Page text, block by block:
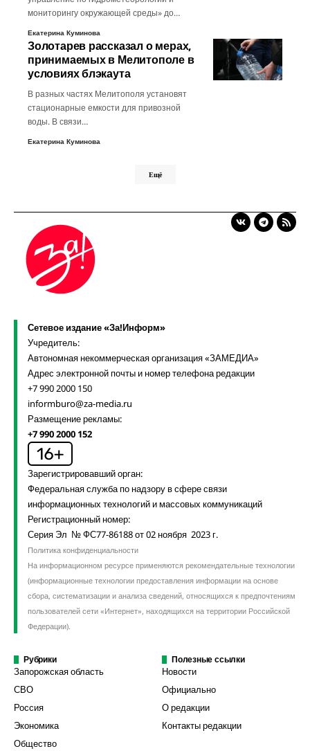
мониторингу окружающей среды» до…
Екатерина Куминова
Золотарев рассказал о мерах,
принимаемых в Мелитополе в
условиях блэкаута
В разных частях Мелитополя установят
стационарные емкости для привозной
воды. В связи…
Екатерина Куминова
Ещё
Сетевое издание «За!Информ»
Учредитель:
Автономная некоммерческая организация «ЗАМЕДИА»
Адрес электронной почты и номер телефона редакции
+7 990 2000 150
informburo@za-media.ru
Размещение рекламы:
+7 990 2000 152
Зарегистрировавший орган:
Федеральная служба по надзору в сфере связи
информационных технологий и массовых коммуникаций
Регистрационный номер:
Серия Эл № ФС77-86188 от 02 ноября 2023 г.
Политика конфиденциальности
На информационном ресурсе применяются рекомендательные технологии
(информационные технологии предоставления информации на основе
сбора, систематизации и анализа сведений, относящихся к предпочтениям
пользователей сети «Интернет», находящихся на территории Российской
Федерации).
Рубрики
Запорожская область
СВО
Россия
Экономика
Общество
Полезные ссылки
Новости
Официально
О редакции
Контакты редакции